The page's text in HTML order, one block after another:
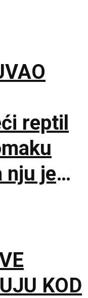
reptil
nju je
KOD